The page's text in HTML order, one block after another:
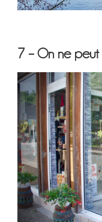
7 – On ne